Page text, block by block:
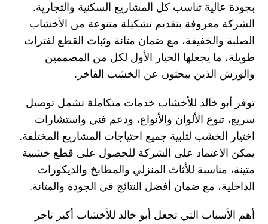
بجودة عالية تناسب كل المشاريع السكنية والتجارية.
الشركة معروفة بتقديم تشكيلة متنوعة من الأخشاب
الصلبة والخفيفة، مع ضمان متانة وثبات القطع لفترات
طويلة، ما يجعلها الخيار الأول لكل من المصممين
والورش الذين يبحثون عن الخشب الفاخر.
توفر أبو خالد للأخشاب خدمات متكاملة تشمل توصيل
سريع، تنوع الألوان والأنواع، ودعم فني واستشارات
اختيار الخشب لتلبية جميع احتياجات المشاريع المختلفة.
يمكن الاعتماد على الشركة للحصول على قطع خشبية
متينة، مناسبة للأثاث المنزلي والمطابخ والديكورات
الداخلية، مع ضمان أفضل النتائج في الجودة والمتانة.
أهم الأسباب التي تجعل أبو خالد للأخشاب أكبر تاجر